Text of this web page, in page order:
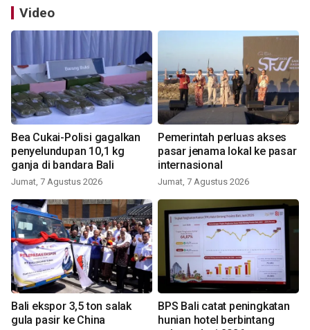
Video
Bea Cukai-Polisi gagalkan
penyelundupan 10,1 kg
ganja di bandara Bali
Jumat, 7 Agustus 2026
Pemerintah perluas akses
pasar jenama lokal ke pasar
internasional
Jumat, 7 Agustus 2026
Bali ekspor 3,5 ton salak
gula pasir ke China
BPS Bali catat peningkatan
hunian hotel berbintang